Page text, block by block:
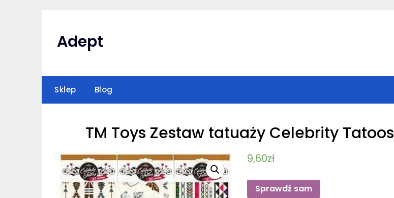
Adept
Sklep Blog
TM Toys Zestaw tatuaży Celebrity Tatoos
9,60zł
Sprawdź sam